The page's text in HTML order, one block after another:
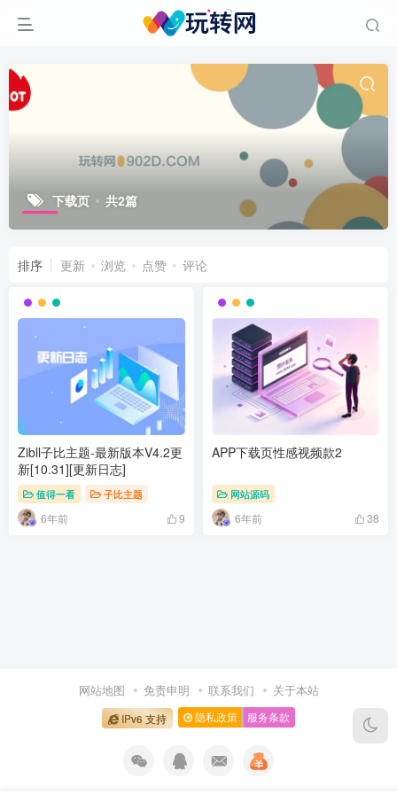
下载页 共2篇
排序 更新 浏览 点赞 评论
Zibll子比主题-最新版本V4.2更
新[10.31][更新日志]
值得一看 子比主题
6年前 9
APP下载页性感视频款2
网站源码
6年前 38
网站地图 免责申明 联系我们 关于本站
IPv6 支持 隐私政策 服务条款